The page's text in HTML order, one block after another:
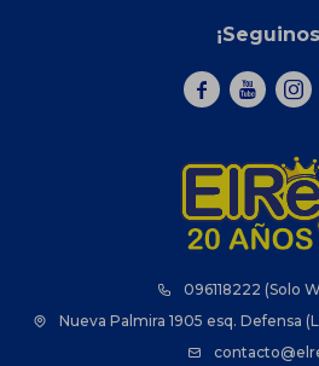
096118222 (Solo
Nueva Palmira 1905 esq. Defensa
  